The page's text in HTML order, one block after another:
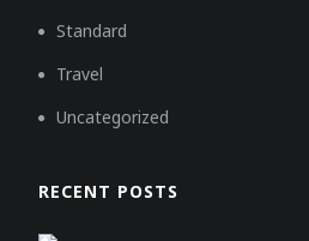
Standard
Travel
Uncategorized
RECENT POSTS